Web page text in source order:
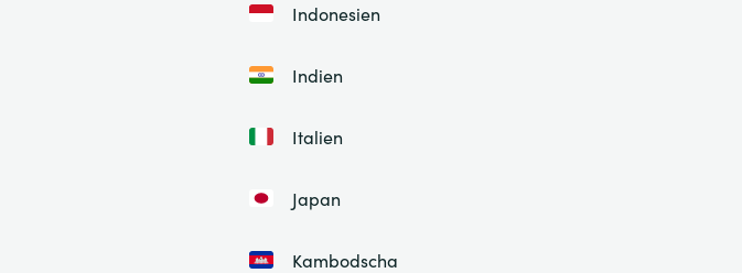
Indonesien
Indien
Italien
Japan
Kambodscha